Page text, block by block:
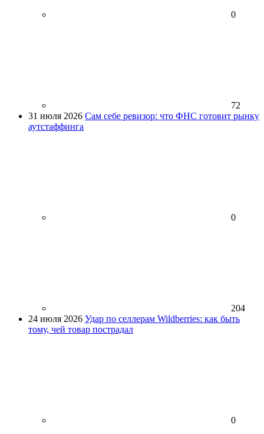
0
72
31 июля 2026 Сам себе ревизор: что ФНС готовит рынку
аутстаффинга
0
204
24 июля 2026 Удар по селлерам Wildberries: как быть
тому, чей товар пострадал
0